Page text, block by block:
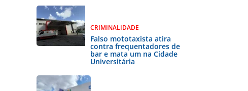
CRIMINALIDADE
Falso mototaxista atira
contra frequentadores de
bar e mata um na Cidade
Universitária